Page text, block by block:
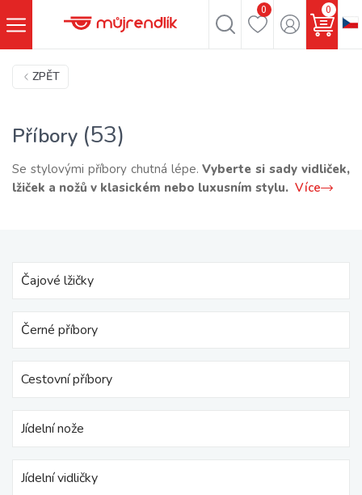
0 0
ZPĚT
Příbory (53)
Se stylovými příbory chutná lépe.Vyberte si sady vidliček,
lžiček a nožů v klasickém nebo luxusním stylu. Více
Čajové lžičky
Černé příbory
Cestovní příbory
Jídelní nože
Jídelní vidličky